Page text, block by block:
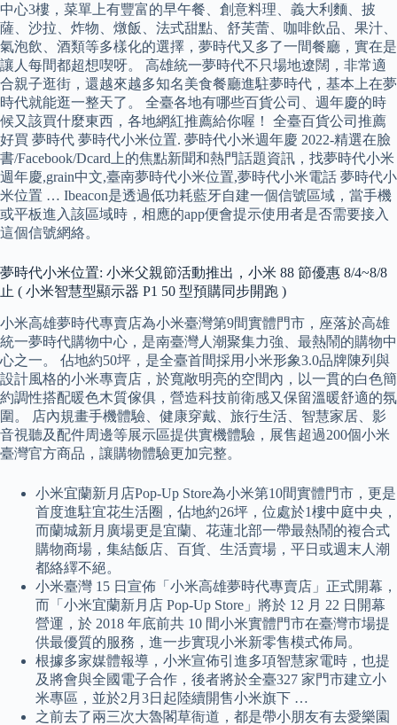
中心3樓，菜單上有豐富的早午餐、創意料理、義大利麵、披
薩、沙拉、炸物、燉飯、法式甜點、舒芙蕾、咖啡飲品、果汁、
氣泡飲、酒類等多樣化的選擇，夢時代又多了一間餐廳，實在是
讓人每間都超想喫呀。 高雄統一夢時代不只場地遼闊，非常適
合親子逛街，還越來越多知名美食餐廳進駐夢時代，基本上在夢
時代就能逛一整天了。 全臺各地有哪些百貨公司、週年慶的時
候又該買什麼東西，各地網紅推薦給你喔！ 全臺百貨公司推薦
好買 夢時代 夢時代小米位置. 夢時代小米週年慶 2022-精選在臉
書/Facebook/Dcard上的焦點新聞和熱門話題資訊，找夢時代小米
週年慶,grain中文,臺南夢時代小米位置,夢時代小米電話 夢時代小
米位置 … Ibeacon是透過低功耗藍牙自建一個信號區域，當手機
或平板進入該區域時，相應的app便會提示使用者是否需要接入
這個信號網絡。
夢時代小米位置: 小米父親節活動推出，小米 88 節優惠 8/4~8/8
止 ( 小米智慧型顯示器 P1 50 型預購同步開跑 )
小米高雄夢時代專賣店為小米臺灣第9間實體門市，座落於高雄
統一夢時代購物中心，是南臺灣人潮聚集力強、最熱鬧的購物中
心之一。 佔地約50坪，是全臺首間採用小米形象3.0品牌陳列與
設計風格的小米專賣店，於寬敞明亮的空間內，以一貫的白色簡
約調性搭配暖色木質傢俱，營造科技前衛感又保留溫暖舒適的氛
圍。 店內規畫手機體驗、健康穿戴、旅行生活、智慧家居、影
音視聽及配件周邊等展示區提供實機體驗，展售超過200個小米
臺灣官方商品，讓購物體驗更加完整。
小米宜蘭新月店Pop-Up Store為小米第10間實體門市，更是
首度進駐宜花生活圈，佔地約26坪，位處於1樓中庭中央，
而蘭城新月廣場更是宜蘭、花蓮北部一帶最熱鬧的複合式
購物商場，集結飯店、百貨、生活賣場，平日或週末人潮
都絡繹不絕。
小米臺灣 15 日宣佈「小米高雄夢時代專賣店」正式開幕，
而「小米宜蘭新月店 Pop-Up Store」將於 12 月 22 日開幕
營運，於 2018 年底前共 10 間小米實體門市在臺灣市場提
供最優質的服務，進一步實現小米新零售模式佈局。
根據多家媒體報導，小米宣佈引進多項智慧家電時，也提
及將會與全國電子合作，後者將於全臺327 家門市建立小
米專區，並於2月3日起陸續開售小米旗下 …
之前去了兩三次大魯閣草衙道，都是帶小朋友有去愛樂園